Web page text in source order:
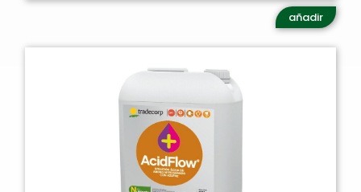
añadir